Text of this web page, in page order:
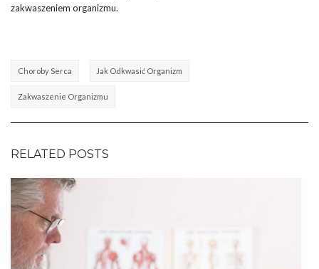
zakwaszeniem organizmu.
Choroby Serca Jak Odkwasić Organizm
Zakwaszenie Organizmu
RELATED POSTS